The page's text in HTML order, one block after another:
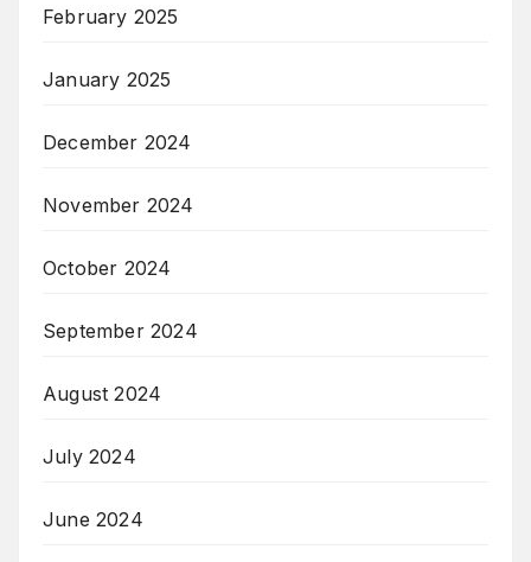
February 2025
January 2025
December 2024
November 2024
October 2024
September 2024
August 2024
July 2024
June 2024